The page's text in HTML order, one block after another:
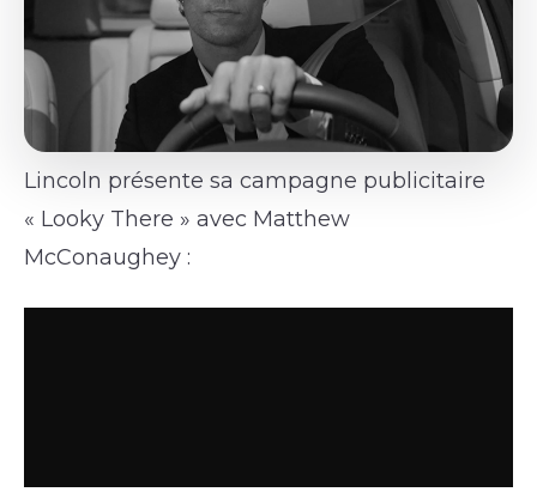
Lincoln présente sa campagne publicitaire
« Looky There » avec Matthew
McConaughey :